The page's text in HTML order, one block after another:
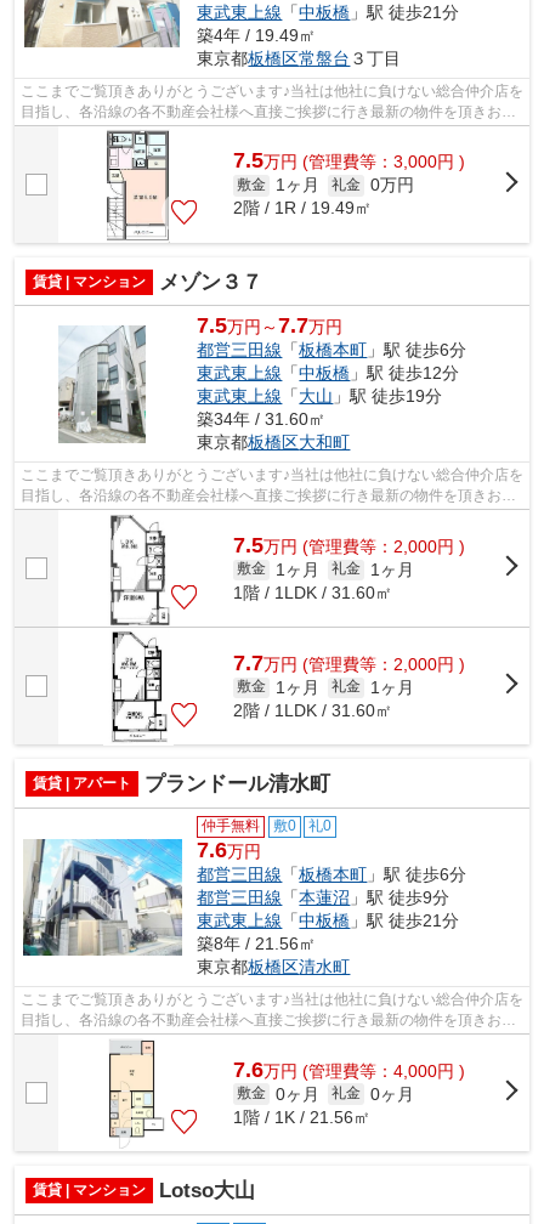
東武東上線 「中板橋 」駅 徒歩21分
築4年 / 19.49㎡
東京都板橋区常盤台 ３丁目
ここまでご覧頂きありがとうございます♪当社は他社に負けない総合仲介店を
目指し、各沿線の各不動産会社様へ直接ご挨拶に行き最新の物件を頂きお客
様へ提供しております！最新の情報は...
7.5万円 (管理費等：3,000円 )
敷金 1ヶ月 礼金 0万円
2階 / 1R / 19.49㎡
賃貸 | マンション メゾン３７
7.5万円～7.7万円
都営三田線 「板橋本町 」駅 徒歩6分
東武東上線 「中板橋 」駅 徒歩12分
東武東上線 「大山 」駅 徒歩19分
築34年 / 31.60㎡
東京都板橋区大和町
ここまでご覧頂きありがとうございます♪当社は他社に負けない総合仲介店を
目指し、各沿線の各不動産会社様へ直接ご挨拶に行き最新の物件を頂きお客
様へ提供しております！最新の情報は...
7.5万円 (管理費等：2,000円 )
敷金 1ヶ月 礼金
1ヶ月
1階 / 1LDK / 31.60㎡
7.7万円 (管理費等：2,000円 )
敷金 1ヶ月 礼金
1ヶ月
2階 / 1LDK / 31.60㎡
賃貸 | アパート プランドール清水町
仲手無料 敷0 礼0
7.6万円
都営三田線 「板橋本町 」駅 徒歩6分
都営三田線 「本蓮沼 」駅 徒歩9分
東武東上線 「中板橋 」駅 徒歩21分
築8年 / 21.56㎡
東京都板橋区清水町
ここまでご覧頂きありがとうございます♪当社は他社に負けない総合仲介店を
目指し、各沿線の各不動産会社様へ直接ご挨拶に行き最新の物件を頂きお客
様へ提供しております！最新の情報は...
7.6万円 (管理費等：4,000円 )
敷金 0ヶ月 礼金 0ヶ月
1階 / 1K / 21.56㎡
賃貸 | マンション Lotso大山